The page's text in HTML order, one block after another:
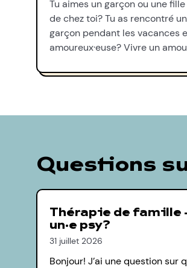
Tu aimes un garçon ou une
de chez toi? Tu as rencontré
garçon pendant les vacances
amoureux·euse? Vivre un
Questions
Thérapie de famille
un·e psy?
31 juillet 2026
Bonjour! J’ai une question sur